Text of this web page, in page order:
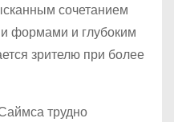
сочетанием
формами и глубоким
зрителю при более
трудно